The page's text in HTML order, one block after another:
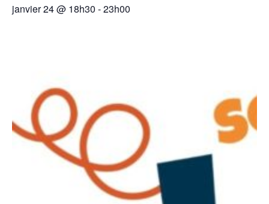
janvier 24 @ 18h30 -23h00